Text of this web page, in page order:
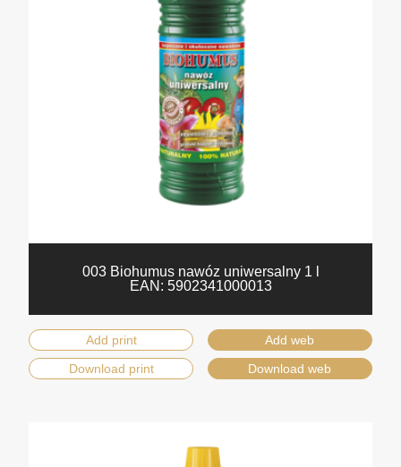
003 Biohumus nawóz uniwersalny 1 l
EAN: 5902341000013
Add print
Add web
Download print
Download web